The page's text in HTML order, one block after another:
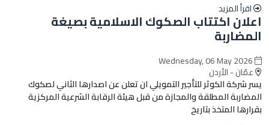
اقرأ المزيد
اعلان اكتتاب الصكوك الاسلامية بصيغة
المضاربة
عمّان - الأردن
يسر شركة الكوثر للتأجير التمويلي ان تعلن عن اصدارها الثاني لصكوك
المضاربة المطلقة والمجازة من قبل هيئة الرقابة الشرعية المركزية
بقرارها المتخذ بتاريخ